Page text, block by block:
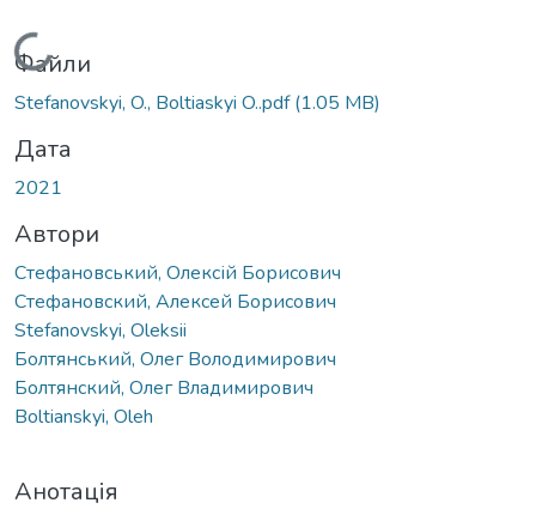
Вантажиться...
Файли
Stefanovskyi, O., Boltiaskyi O..pdf(1.05 MB)
Дата
2021
Автори
Стефановський, Олексій Борисович
Стефановский, Алексей Борисович
Stefanovskyi, Oleksii
Болтянський, Олег Володимирович
Болтянский, Олег Владимирович
Boltianskyi, Oleh
Анотація